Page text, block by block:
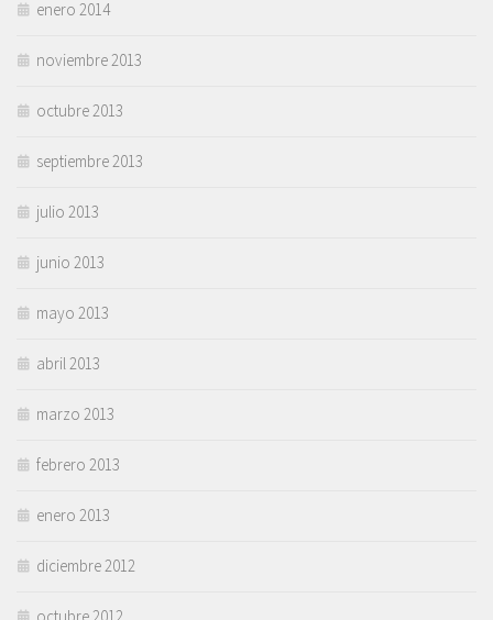
enero 2014
noviembre 2013
octubre 2013
septiembre 2013
julio 2013
junio 2013
mayo 2013
abril 2013
marzo 2013
febrero 2013
enero 2013
diciembre 2012